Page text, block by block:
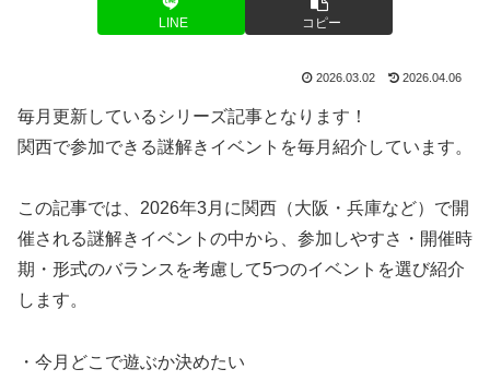
LINE コピー
2026.03.02 2026.04.06
毎月更新しているシリーズ記事となります！
関西で参加できる謎解きイベントを毎月紹介しています。
この記事では、2026年3月に関西（大阪・兵庫など）で開
催される謎解きイベントの中から、参加しやすさ・開催時
期・形式のバランスを考慮して5つのイベントを選び紹介
します。
・今月どこで遊ぶか決めたい